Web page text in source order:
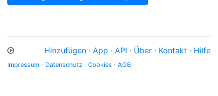
Hinzufügen · App · API · Über · Kontakt · Hilfe
Impressum · Datenschutz · Cookies · AGB